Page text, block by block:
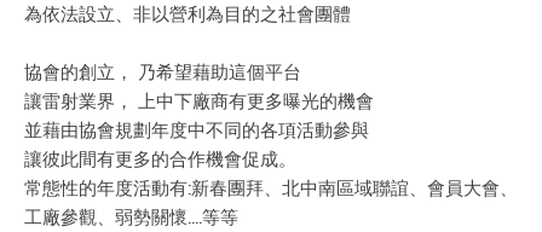
為依法設立、非以營利為目的之社會團體
協會的創立， 乃希望藉助這個平台
讓雷射業界， 上中下廠商有更多曝光的機會
並藉由協會規劃年度中不同的各項活動參與
讓彼此間有更多的合作機會促成。
常態性的年度活動有:新春團拜、北中南區域聯誼、會員大會、
工廠參觀、弱勢關懷....等等